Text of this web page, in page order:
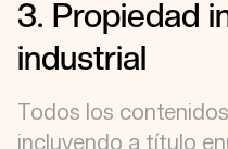
3. Propiedad
industrial
Todos los
incluyendo a título